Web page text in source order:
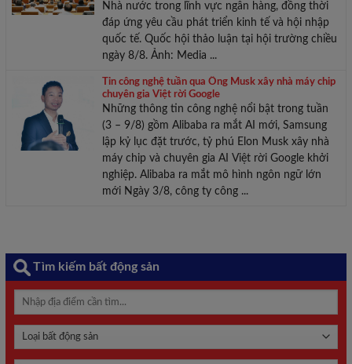
Nhà nước trong lĩnh vực ngân hàng, đồng thời
đáp ứng yêu cầu phát triển kinh tế và hội nhập
quốc tế. Quốc hội thảo luận tại hội trường chiều
ngày 8/8. Ảnh: Media ...
Tin công nghệ tuần qua Ông Musk xây nhà máy chip
chuyên gia Việt rời Google
Những thông tin công nghệ nổi bật trong tuần
(3 – 9/8) gồm Alibaba ra mắt AI mới, Samsung
lập kỷ lục đặt trước, tỷ phú Elon Musk xây nhà
máy chip và chuyên gia AI Việt rời Google khởi
nghiệp. Alibaba ra mắt mô hình ngôn ngữ lớn
mới Ngày 3/8, công ty công ...
Tìm kiếm bất động sản